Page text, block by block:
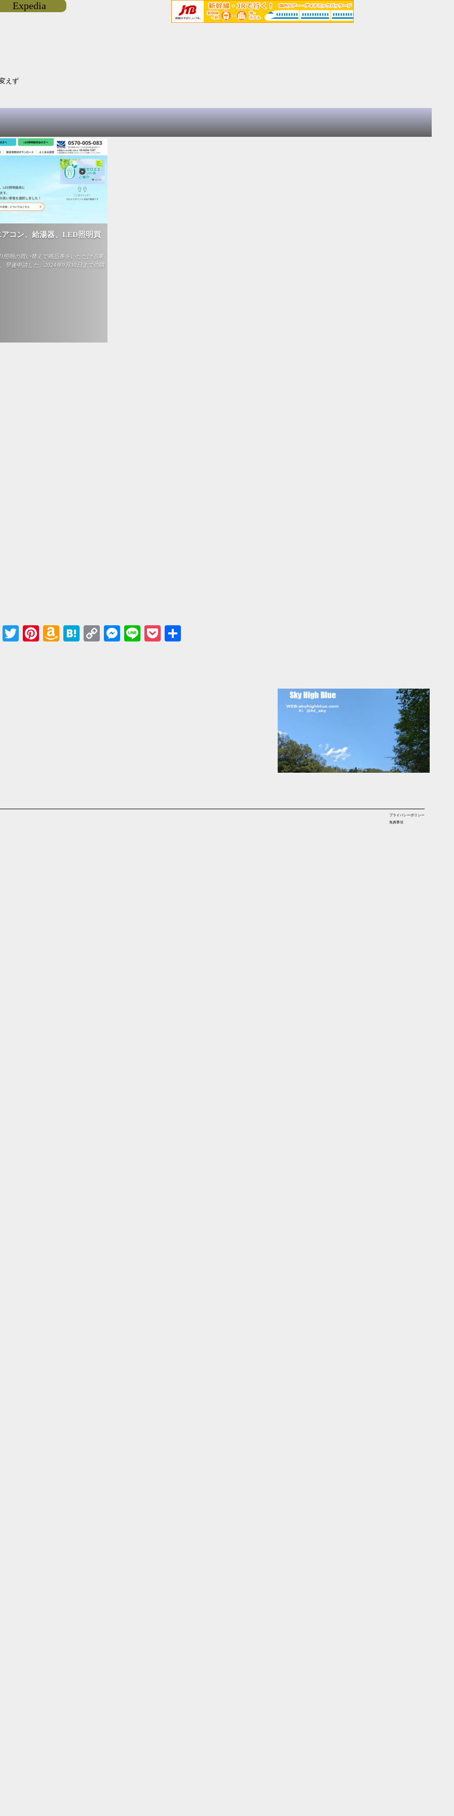
Expedia
えず
コン、給湯器、LED照明買
照明の買い替えで商品券をいただける東
早速申請した。2024年9月30日までの購
FacebookTwitter PinterestAmazonHatena
Copy
Messenger
Line Pocket
プライバシーポリシー
免責事項